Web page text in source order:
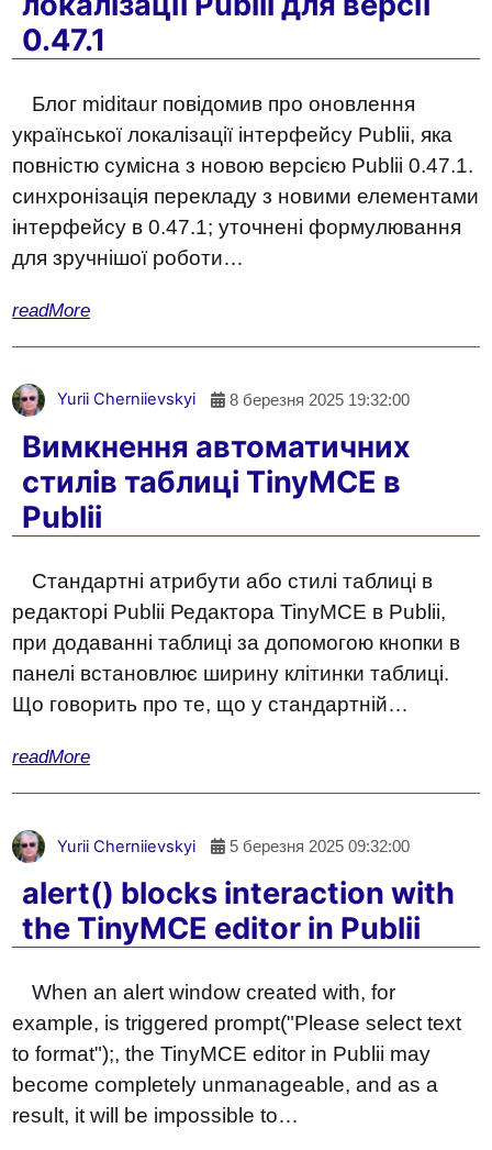
0.47.1
Блог miditaur повідомив про оновлення
української локалізації інтерфейсу Publii, яка
повністю сумісна з новою версією Publii 0.47.1.
синхронізація перекладу з новими елементами
інтерфейсу в 0.47.1; уточнені формулювання
для зручнішої роботи…
readMore
Yurii Cherniievskyi 8 березня 2025 19:32:00
Вимкнення автоматичних
стилів таблиці TinyMCE в
Publii
Стандартні атрибути або стилі таблиці в
редакторі Publii Редактора TinyMCE в Publii,
при додаванні таблиці за допомогою кнопки в
панелі встановлює ширину клітинки таблиці.
Що говорить про те, що у стандартній…
readMore
Yurii Cherniievskyi 5 березня 2025 09:32:00
alert() blocks interaction with
the TinyMCE editor in Publii
When an alert window created with, for
example, is triggered prompt("Please select text
to format");, the TinyMCE editor in Publii may
become completely unmanageable, and as a
result, it will be impossible to…